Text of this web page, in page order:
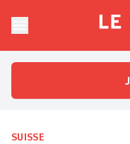
Le
SUISSE